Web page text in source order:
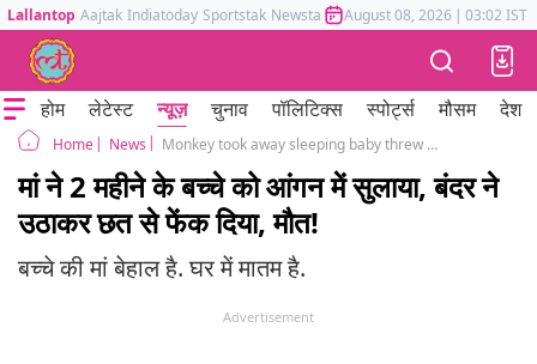
Lallantop Aajtak Indiatoday Sportstak Newstak Mumbai Tak Astrotak
August 08, 2026 | 03:02 IST
होम लेटेस्ट न्यूज़ चुनाव पॉलिटिक्स स्पोर्ट्स मौसम देश
Home News Monkey took away sleeping baby threw him down from the roof
मां ने 2 महीने के बच्चे को आंगन में सुलाया, बंदर ने
उठाकर छत से फेंक दिया, मौत!
बच्चे की मां बेहाल है. घर में मातम है.
Advertisement